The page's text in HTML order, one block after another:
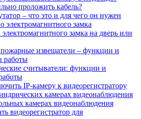
проложить кабель?
– что это и для чего он нужен
электромагнитного замка
электромагнитного замка на дверь или
извещатели – функции и
работы
считыватели: функции и
IP-камеру к видеорегистратору
камерах видеонаблюдения
камерах видеонаблюдения
видеорегистратор для